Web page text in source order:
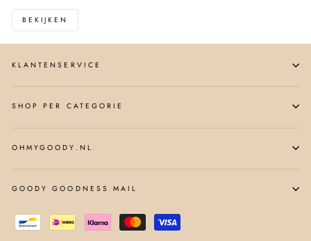
BEKIJKEN
KLANTENSERVICE
SHOP PER CATEGORIE
OHMYGOODY.NL
GOODY GOODNESS MAIL